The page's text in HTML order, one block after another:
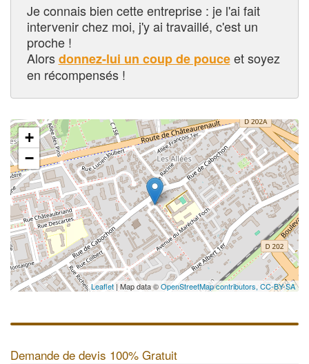
Je connais bien cette entreprise : je l'ai fait
intervenir chez moi, j'y ai travaillé, c'est un
proche !
Alorsdonnez-lui un coup de pouceet soyez
en récompensés !
+
−
Leaflet| Map data ©OpenStreetMap contributors,CC-BY-SA
Demande de devis 100% Gratuit